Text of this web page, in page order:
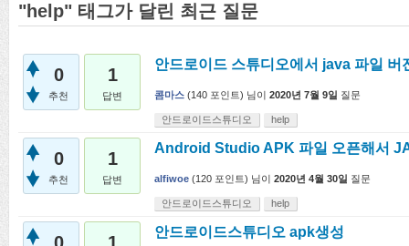
"help" 태그가 달린 최근 질문
0
추천
1
답변
안드로이드 스튜디오에서 java 파일 버
콤마스 (140 포인트) 님이 2020년 7월 9일 질문
안드로이드스튜디오 help
0
추천
1
답변
Android Studio APK 파일 오픈해서
alfiwoe (120 포인트) 님이 2020년 4월 30일 질문
안드로이드스튜디오 help
안드로이드스튜디오 apk생성